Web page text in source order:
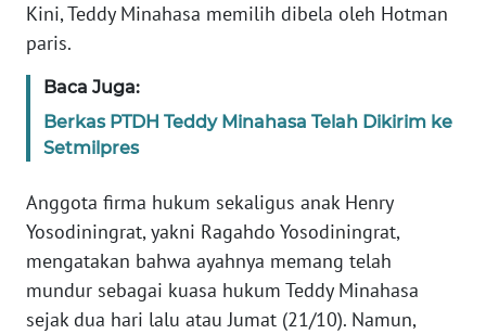
Kini, Teddy Minahasa memilih dibela oleh Hotman
paris.
Baca Juga:
Berkas PTDH Teddy Minahasa Telah Dikirim ke
Setmilpres
Anggota firma hukum sekaligus anak Henry
Yosodiningrat, yakni Ragahdo Yosodiningrat,
mengatakan bahwa ayahnya memang telah
mundur sebagai kuasa hukum Teddy Minahasa
sejak dua hari lalu atau Jumat (21/10). Namun,
INDEKS
KONTAK
KAMI
INFO
IKLAN
TENTANG
KAMI